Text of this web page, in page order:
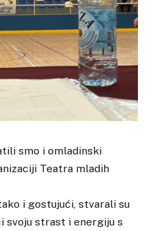
smo i omladinski
Teatra mladih
i gostujući, stvarali su
svoju strast i energiju s